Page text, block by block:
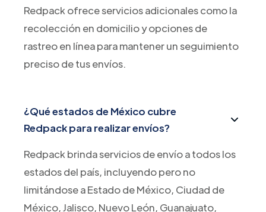
Redpack ofrece servicios adicionales como la
recolección en domicilio y opciones de
rastreo en línea para mantener un seguimiento
preciso de tus envíos.
¿Qué estados de México cubre
Redpack para realizar envíos?
Redpack brinda servicios de envío a todos los
estados del país, incluyendo pero no
limitándose a Estado de México, Ciudad de
México, Jalisco, Nuevo León, Guanajuato,